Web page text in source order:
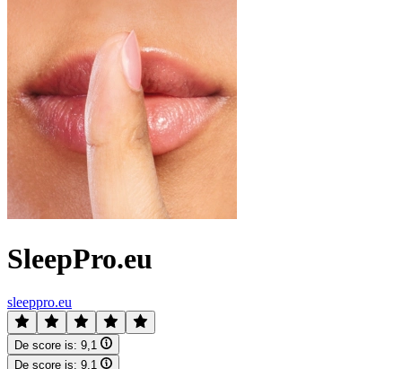
SleepPro.eu
sleeppro.eu
De score is: 9,1
De score is: 9,1